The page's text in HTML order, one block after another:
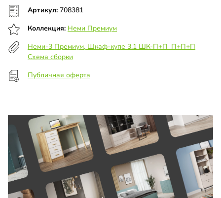
Артикул: 708381
Коллекция: Неми Премиум
Неми-3 Премиум, Шкаф-купе 3.1 ШК-П+П_П+П+П
Схема сборки
Публичная оферта